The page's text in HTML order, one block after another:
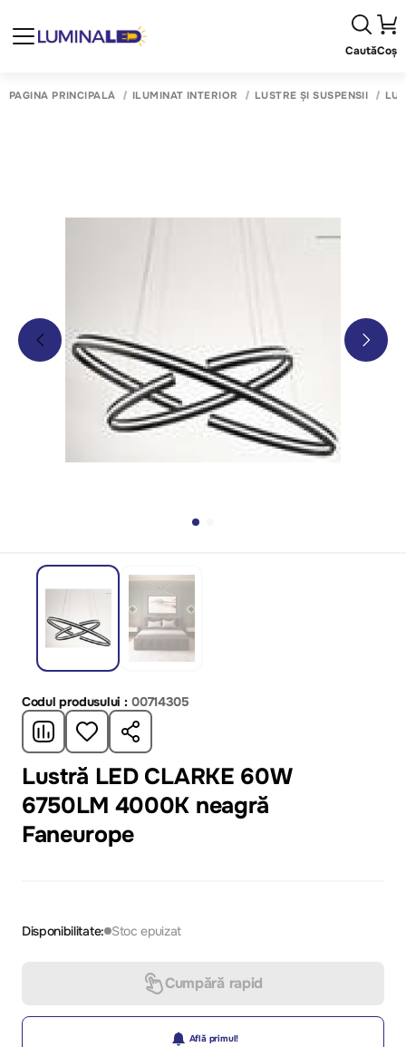
CautăCoș
PAGINA PRINCIPALĂ ILUMINAT INTERIOR LUSTRE ȘI SUSPENSII
Codul produsului : 00714305
Lustră LED CLARKE 60W
6750LM 4000K neagră
Faneurope
Disponibilitate: Stoc epuizat
Cumpără rapid
Află primul!